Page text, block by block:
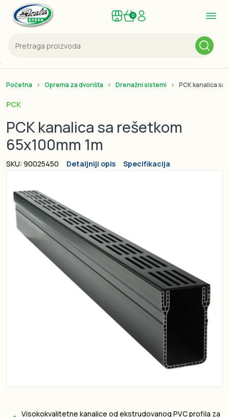
0
Početna Oprema za dvorišta Drenažni sistemi PCK kanalica sa
PCK
PCK kanalica sa rešetkom
65x100mm 1m
SKU: 90025450 Detaljniji opis Specifikacija
Visokokvalitetne kanalice od ekstrudovanog PVC profila za